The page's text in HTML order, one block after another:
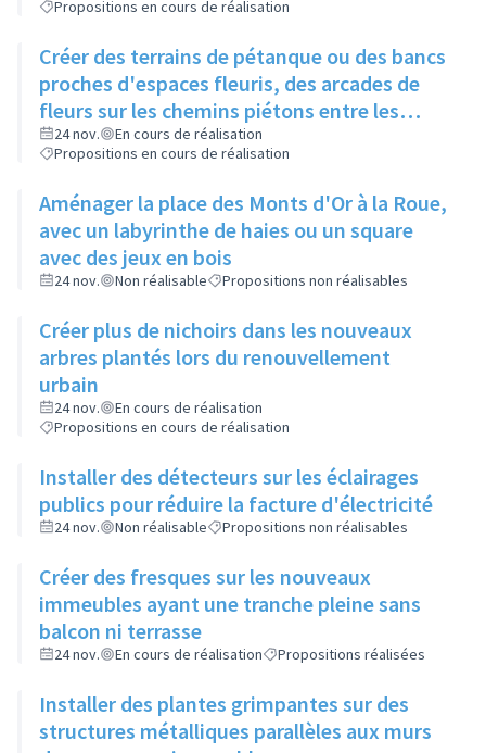
Propositions en cours de réalisation
Créer des terrains de pétanque ou des bancs
proches d'espaces fleuris, des arcades de
fleurs sur les chemins piétons entre les
immeubles
24 nov.
En cours de réalisation
Propositions en cours de réalisation
Aménager la place des Monts d'Or à la Roue,
avec un labyrinthe de haies ou un square
avec des jeux en bois
24 nov. Non réalisable Propositions non réalisables
Créer plus de nichoirs dans les nouveaux
arbres plantés lors du renouvellement
urbain
24 nov.
En cours de réalisation
Propositions en cours de réalisation
Installer des détecteurs sur les éclairages
publics pour réduire la facture d'électricité
24 nov. Non réalisable Propositions non réalisables
Créer des fresques sur les nouveaux
immeubles ayant une tranche pleine sans
balcon ni terrasse
24 nov. En cours de réalisation Propositions réalisées
Installer des plantes grimpantes sur des
structures métalliques parallèles aux murs